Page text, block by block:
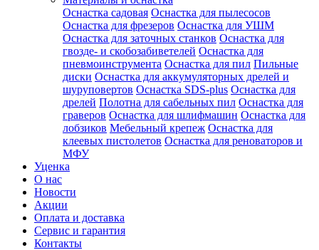
Оснастка садовая Оснастка для пылесосов
Оснастка для фрезеров Оснастка для УШМ
Оснастка для заточных станков Оснастка для
гвозде- и скобозабиветелей Оснастка для
пневмоинструмента Оснастка для пил Пильные
диски Оснастка для аккумуляторных дрелей и
шуруповертов Оснастка SDS-plus Оснастка для
дрелей Полотна для сабельных пил Оснастка для
граверов Оснастка для шлифмашин Оснастка для
лобзиков Мебельный крепеж Оснастка для
клеевых пистолетов Оснастка для реноваторов и
МФУ
Уценка
О нас
Новости
Акции
Оплата и доставка
Сервис и гарантия
Контакты